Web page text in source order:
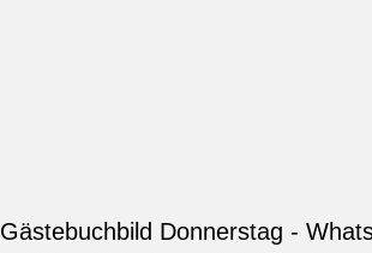
Gästebuchbild Donnerstag -